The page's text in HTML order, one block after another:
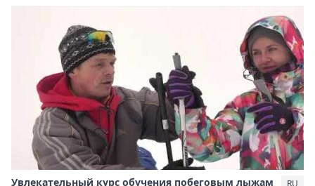
Увлекательный курс обучения побеговым лыжам
RU